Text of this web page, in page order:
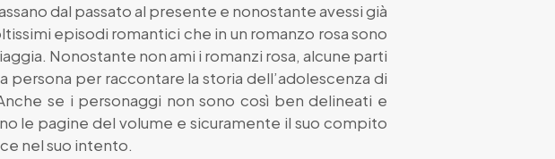
dal passato al presente e nonostante avessi già
episodi romantici che in un romanzo rosa sono
Nonostante non ami i romanzi rosa, alcune parti
per raccontare la storia dell’adolescenza di
se i personaggi non sono così ben delineati e
le pagine del volume e sicuramente il suo compito
nel suo intento.